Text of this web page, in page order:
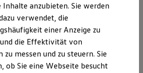
Betriebsflüssigkeiten
und Lifestyle Produkte
Business
Inhalte anzubieten. Sie werden
verwendet, die
einer Anzeige zu
die Effektivität von
zu messen und zu steuern. Sie
ob Sie eine Webseite besucht